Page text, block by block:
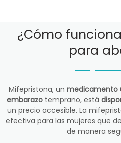
¿Cómo
para
Mifepristona, un medicamento
embarazotemprano, está
un precio accesible. La
efectiva para las mujeres que
de manera